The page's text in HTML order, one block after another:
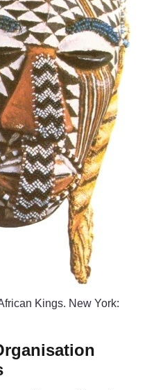
Kings. New York: